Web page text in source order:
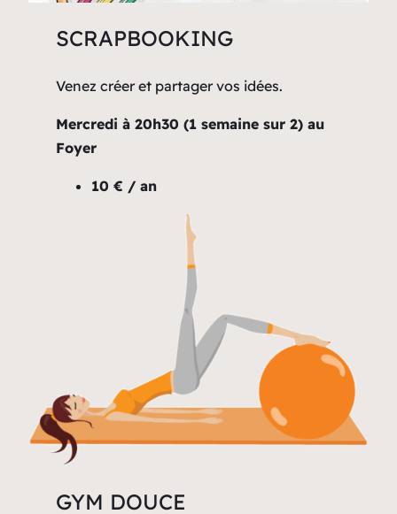
SCRAPBOOKING
Venez créer et partager vos idées.
Mercredi à 20h30 (1 semaine sur 2) au
Foyer
10 € / an
GYM DOUCE